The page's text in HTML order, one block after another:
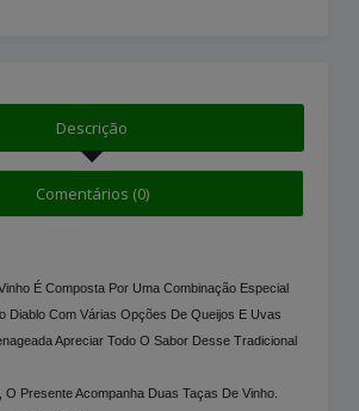
Descrição
Comentários (0)
É Composta Por Uma Combinação Especial
Diablo Com Várias Opções De Queijos E Uvas
Apreciar Todo O Sabor Desse Tradicional
O Presente Acompanha Duas Taças De Vinho.